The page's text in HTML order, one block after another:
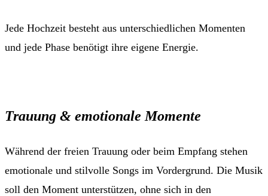
Jede Hochzeit besteht aus unterschiedlichen Momenten
und jede Phase benötigt ihre eigene Energie.
Trauung & emotionale Momente
Während der freien Trauung oder beim Empfang stehen
emotionale und stilvolle Songs im Vordergrund. Die Musik
soll den Moment unterstützen, ohne sich in den